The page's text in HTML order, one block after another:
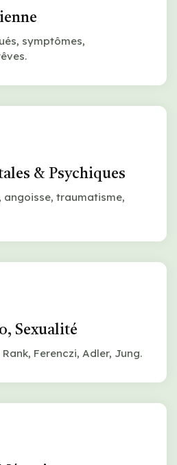
symptômes,
& Psychiques
angoisse, traumatisme,
Sexualité
Ferenczi, Adler, Jung.